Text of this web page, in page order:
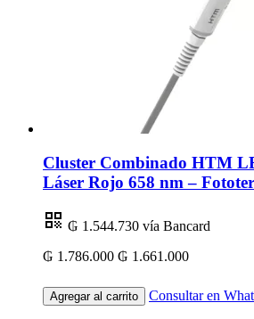
Cluster Combinado HTM
Láser Rojo 658 nm –
₲ 1.544.730 vía Bancard
₲ 1.786.000 ₲ 1.661.000
Agregar al carrito Consultar en